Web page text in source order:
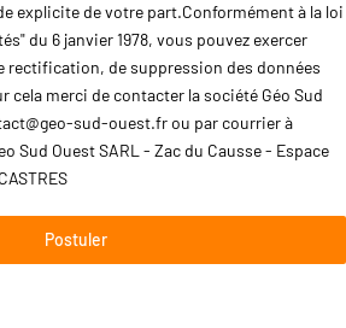
explicite de votre part.Conformément à la loi
du 6 janvier 1978, vous pouvez exercer
rectification, de suppression des données
cela merci de contacter la société Géo Sud
sud-ouest.fr ou par courrier à
Sud Ouest SARL - Zac du Causse - Espace
Postuler